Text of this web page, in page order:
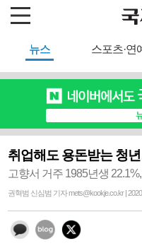
뉴스 스포츠·연
취업해도 용돈받는 청
고향서 거주 1985년생
권혁범 신심범 기자 mets@kookje.co.kr |